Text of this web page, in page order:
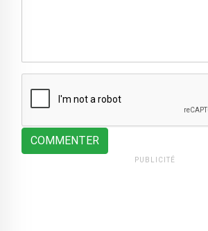
COMMENTER
PUBLICITÉ